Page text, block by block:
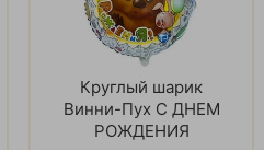
Круглый шарик
Винни-Пух С ДНЕМ
РОЖДЕНИЯ